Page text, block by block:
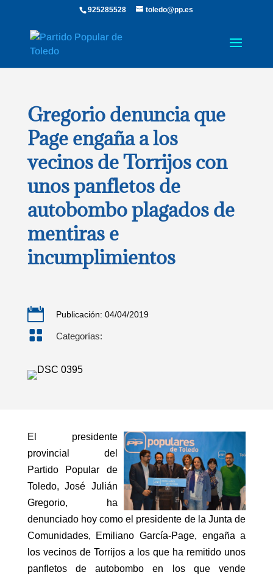
925285528 toledo@pp.es
Gregorio denuncia que
Page engaña a los
vecinos de Torrijos con
unos panfletos de
autobombo plagados de
mentiras e
incumplimientos
 Publicación: 04/04/2019
 Categorías:
El presidente
provincial del
Partido Popular de
Toledo, José Julián
Gregorio, ha
denunciado hoy como el presidente de la Junta de
Comunidades, Emiliano García-Page, engaña a
los vecinos de Torrijos a los que ha remitido unos
panfletos de autobombo en los que vende